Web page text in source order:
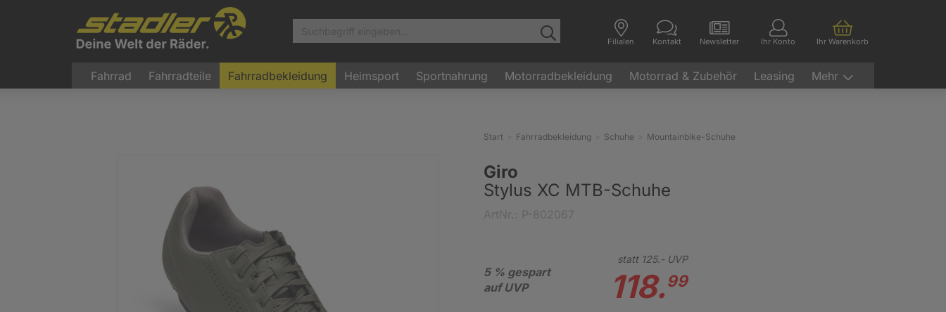
Filialen Kontakt Newsletter Ihr Konto Ihr Warenkorb
Fahrrad Fahrradteile Fahrradbekleidung Heimsport Sportnahrung Motorradbekleidung Motorrad & Zubehör Leasing Mehr
Start Fahrradbekleidung Schuhe Mountainbike-Schuhe
Giro
Stylus XC MTB-Schuhe
5 % gespart
auf UVP
statt 125.-UVP
118.99